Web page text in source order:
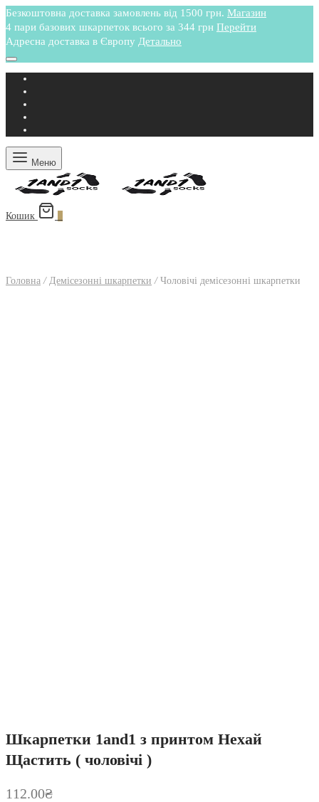
Безкоштовна доставка замовлень від 1500 грн. Магазин
4 пари базових шкарпеток всього за 344 грн Перейти
Адресна доставка в Європу Детально
Меню
Кошик
Головна / Демісезонні шкарпетки /Чоловічі демісезонні шкарпетки
Шкарпетки 1and1 з принтом Нехай
Щастить ( чоловічі )
112.00₴